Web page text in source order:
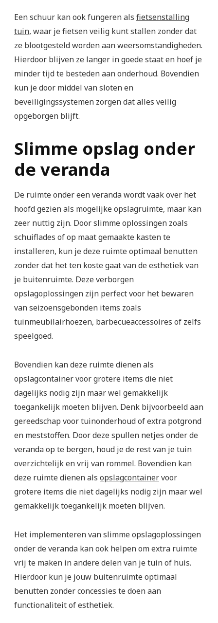
Een schuur kan ook fungeren als fietsenstalling
tuin, waar je fietsen veilig kunt stallen zonder dat
ze blootgesteld worden aan weersomstandigheden.
Hierdoor blijven ze langer in goede staat en hoef je
minder tijd te besteden aan onderhoud. Bovendien
kun je door middel van sloten en
beveiligingssystemen zorgen dat alles veilig
opgeborgen blijft.
Slimme opslag onder
de veranda
De ruimte onder een veranda wordt vaak over het
hoofd gezien als mogelijke opslagruimte, maar kan
zeer nuttig zijn. Door slimme oplossingen zoals
schuiflades of op maat gemaakte kasten te
installeren, kun je deze ruimte optimaal benutten
zonder dat het ten koste gaat van de esthetiek van
je buitenruimte. Deze verborgen
opslagoplossingen zijn perfect voor het bewaren
van seizoensgebonden items zoals
tuinmeubilairhoezen, barbecueaccessoires of zelfs
speelgoed.
Bovendien kan deze ruimte dienen als
opslagcontainer voor grotere items die niet
dagelijks nodig zijn maar wel gemakkelijk
toegankelijk moeten blijven. Denk bijvoorbeeld aan
gereedschap voor tuinonderhoud of extra potgrond
en meststoffen. Door deze spullen netjes onder de
veranda op te bergen, houd je de rest van je tuin
overzichtelijk en vrij van rommel. Bovendien kan
deze ruimte dienen als opslagcontainervoor
grotere items die niet dagelijks nodig zijn maar wel
gemakkelijk toegankelijk moeten blijven.
Het implementeren van slimme opslagoplossingen
onder de veranda kan ook helpen om extra ruimte
vrij te maken in andere delen van je tuin of huis.
Hierdoor kun je jouw buitenruimte optimaal
benutten zonder concessies te doen aan
functionaliteit of esthetiek.